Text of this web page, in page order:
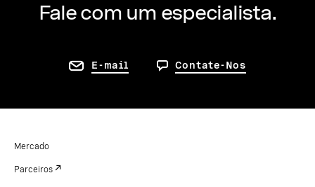
Fale com um especialista.
E-mail Contate-Nos
Mercado
Parceiros